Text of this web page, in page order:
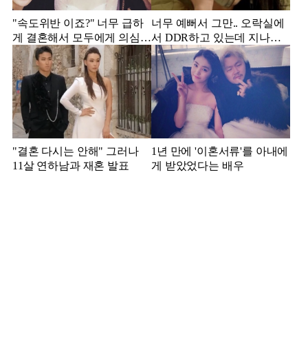
"속도위반 이죠?" 너무 급하
게 결혼해서 모두에게 의심
받았던 스타
너무 예뻐서 그만.. 오락실에
서 DDR하고 있는데 지나가
던 이상민이 캐스팅했다는 연
예인
"결혼 다시는 안해" 그러나
11살 연하남과 재혼 발표
1년 만에 '이혼서류'를 아내에
게 받았었다는 배우